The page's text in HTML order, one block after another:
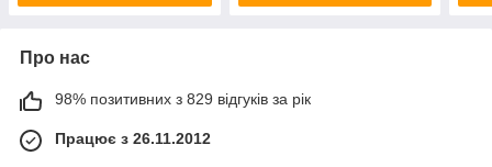
Про нас
98% позитивних з 829 відгуків за рік
Працює з 26.11.2012